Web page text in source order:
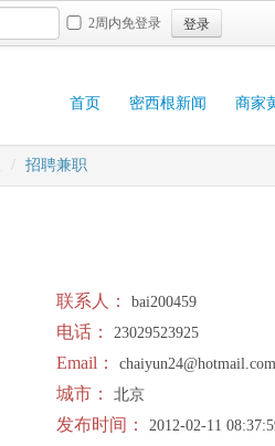
2周内免登录 登录
首页 密西根新闻 商家
/ 招聘兼职
联系人： bai200459
电话： 23029523925
Email： chaiyun24@hotmail.com
城市： 北京
发布时间： 2012-02-11